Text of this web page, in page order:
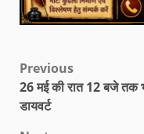
Previous
26 मई की रात 12 बजे तक
डायवर्ट